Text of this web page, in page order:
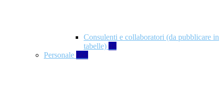
Consulenti e collaboratori (da pubblicare in
tabelle) 49
Personale 660